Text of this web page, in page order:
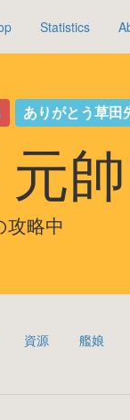
Statistics
ありがとう草田
元
攻略中
資源 艦娘